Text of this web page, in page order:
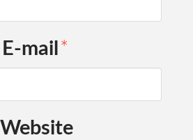
E-mail*
Website